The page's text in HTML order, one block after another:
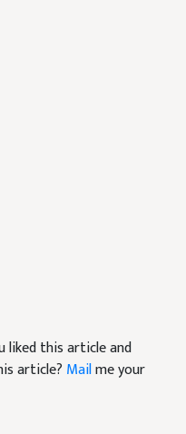
liked this article and
article? Mailme your